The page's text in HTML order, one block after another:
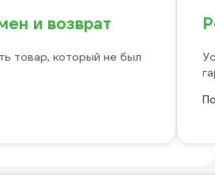
и возврат
товар, который не был